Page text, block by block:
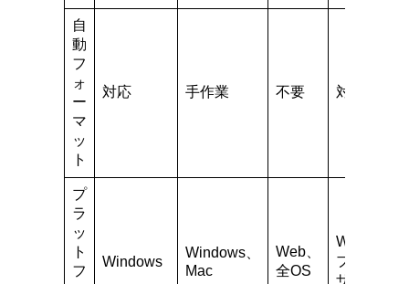
自
動
フ
ォ
ー
マ
ッ
ト
対応 手作業 不要 対応
プ
ラ
ッ
ト
フ
Windows
Windows、
Mac
Web、
全OS
Web、
ブラウ
ザ拡張